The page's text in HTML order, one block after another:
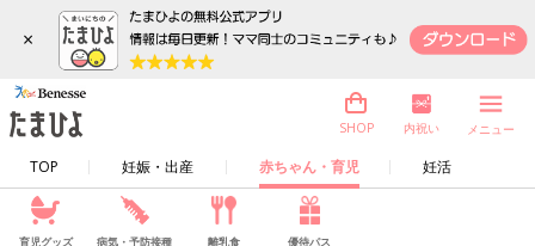
×
TOP 妊娠・出産 赤ちゃん・育児 妊活
SHOP 内祝い メニュー
育児グッズ 病気・予防接種 離乳食 優待パス